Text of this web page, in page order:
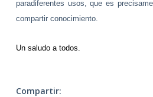
paradiferentes usos, que es
compartir conocimiento.
Un saludo a todos.
Compartir: